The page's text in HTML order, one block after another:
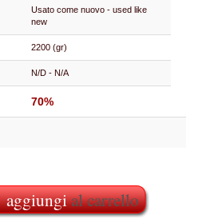
Usato come nuovo - used like
new
2200 (gr)
N/D - N/A
70%
aggiungial carrello